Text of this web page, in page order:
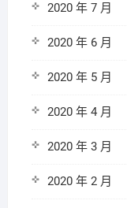
2020 年 7 月
2020 年 6 月
2020 年 5 月
2020 年 4 月
2020 年 3 月
2020 年 2 月